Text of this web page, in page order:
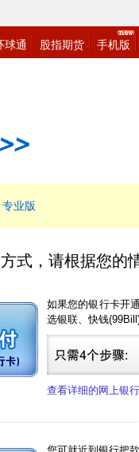
业版
式，请根据您的
如果您的银行卡开
选银联、快钱
查看详细的网上银